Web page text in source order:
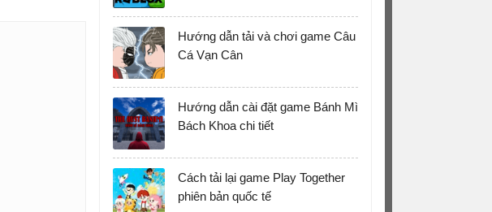
Hướng dẫn tải và chơi game Câu
Cá Vạn Cân
Hướng dẫn cài đặt game Bánh Mì
Bách Khoa chi tiết
Cách tải lại game Play Together
phiên bản quốc tế